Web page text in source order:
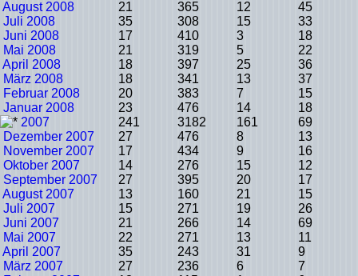
August 2008
21 365 12
45
Juli 2008
35 308 15
33
Juni 2008
17 410 3
18
Mai 2008
21 319 5
22
April 2008
18 397 25
36
März 2008
18 341 13
37
Februar 2008
20 383 7
15
Januar 2008
23 476 14
18
2007
241 3182 161
69
Dezember 2007
27 476 8
13
November 2007
17 434 9
16
Oktober 2007
14 276 15
12
September 2007
27 395 20
17
August 2007
13 160 21
15
Juli 2007
15 271 19
26
Juni 2007
21 266 14
69
Mai 2007
22 271 13
11
April 2007
35 243 31
9
März 2007
27 236 6
7